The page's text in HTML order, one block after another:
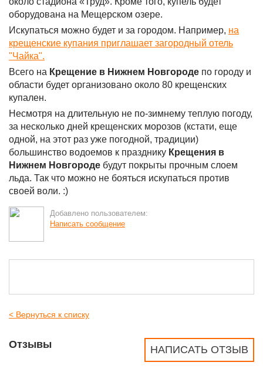
оборудована на Мещерском озере.
Искупаться можно будет и за городом. Например, на
крещенские купания приглашает загородный отель
"Чайка".
Всего на Крещение в Нижнем Новгороде по городу и
области будет организовано около 80 крещенских
купален.
Несмотря на длительную не по-зимнему теплую погоду,
за несколько дней крещенских морозов (кстати, еще
одной, на этот раз уже погодной, традиции)
большинство водоемов к празднику Крещения в
Нижнем Новгороде будут покрыты прочным слоем
льда. Так что можно не бояться искупаться против
своей воли. :)
Добавлено пользователем:
Написать сообщение
< Вернуться к списку
НАПИСАТЬ ОТЗЫВ
Отзывы